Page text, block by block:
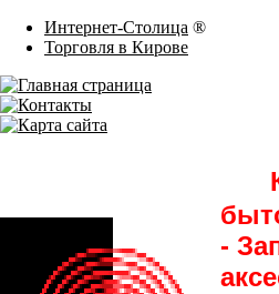
Интернет-Столица ®
Торговля в Кирове
-